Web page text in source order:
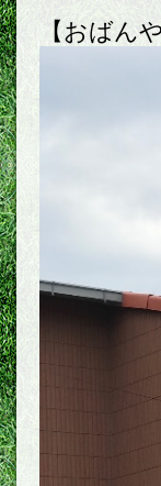
【おばん